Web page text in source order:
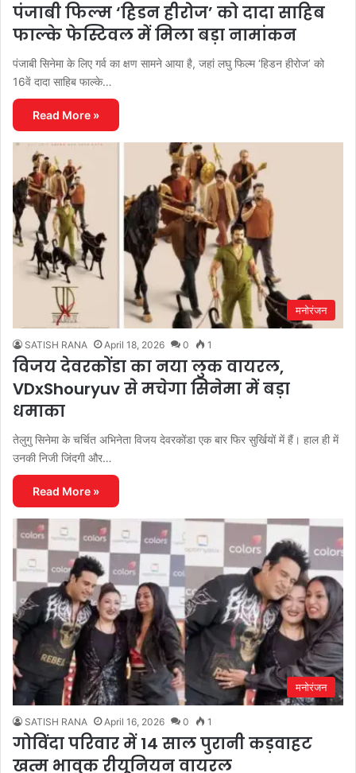
पंजाबी फिल्म ‘हिडन हीरोज’ को दादा साहिब
फाल्के फेस्टिवल में मिला बड़ा नामांकन
पंजाबी सिनेमा के लिए गर्व का क्षण सामने आया है, जहां लघु फिल्म ‘हिडन हीरोज’ को
16वें दादा साहिब फाल्के…
Read More »
मनोरंजन
SATISH RANA April 18, 2026 0 1
विजय देवरकोंडा का नया लुक वायरल,
VDxShouryuv से मचेगा सिनेमा में बड़ा
धमाका
तेलुगु सिनेमा के चर्चित अभिनेता विजय देवरकोंडा एक बार फिर सुर्खियों में हैं। हाल ही में
उनकी निजी जिंदगी और…
Read More »
मनोरंजन
SATISH RANA April 16, 2026 0 1
गोविंदा परिवार में 14 साल पुरानी कड़वाहट
खत्म भावुक रीयूनियन वायरल